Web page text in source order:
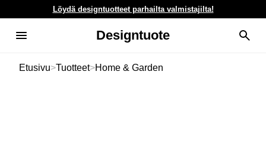
Löydä designtuotteet parhailta valmistajilta!
Designtuote
Etusivu>Tuotteet>Home & Garden